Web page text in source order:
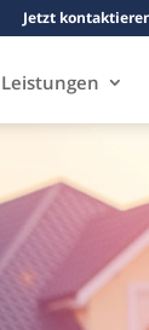
Jetzt
Leistungen